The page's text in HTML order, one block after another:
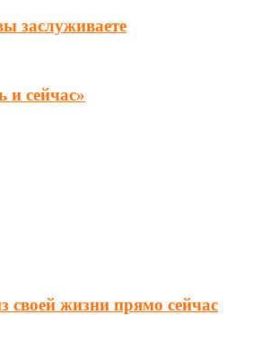
заслуживаете
и сейчас»
своей жизни прямо сейчас